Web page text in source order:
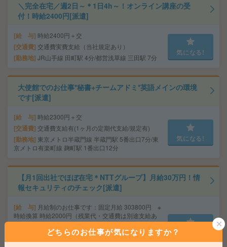
＼完全在宅／週2日～＊1日4h～！オンライン講座の受
付！時給2400円[派遣]
給 与 時給2400円＋交
交通費 交通費実費支給（当社規定あり）
勤務地 JR山手線 田町駅 4分/都営浅草線 三田駅 7分
気になる!
大使館でのお仕事*秘書+チームアドミ*英語メインの環境
です[派遣]
給 与 時給2300円＋交
交通費 交通費支給有(1ヶ月の定期代支給/規定有)
勤務地 東京メトロ半蔵門線 半蔵門駅 5番出口7分/東
京メトロ有楽町線 麹町駅 1番出口12分
気になる!
【月1回出社でほぼ在宅＊NTTグループ】月給30万円！情
報セキュリティのチェック[派遣]
給 与 月給制のお仕事です：固定月給 303800円 ※
時給換算 時給2000円（残業代・交通費は別途支給あ
り）
交通費規定に基づき交通費支給 気になる!
どちらのお仕事が気になりますか？